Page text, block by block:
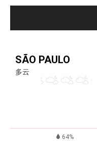
SÃO PAULO
多云
64%